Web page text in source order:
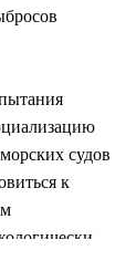
судов
к